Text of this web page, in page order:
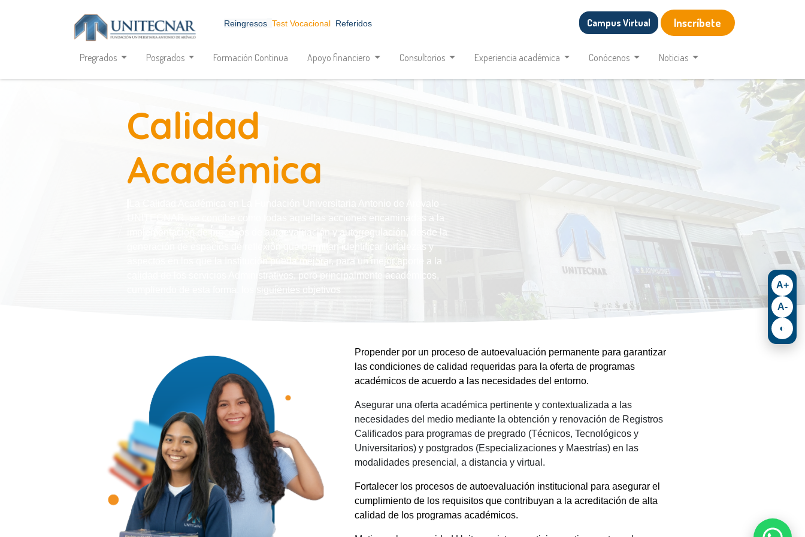
Reingresos Test Vocacional Referidos Campus Virtual Inscríbete
Pregrados Posgrados Formación Continua Apoyo financiero Consultorios Experiencia académica Conócenos Noticias
Calidad
Académica
UNITECNAR, se concibe como todas aquellas acciones encaminadas a la
implementación de procesos de autoevaluación y autorregulación, desde la
generación de espacios de reflexión que permitan identificar fortalezas y
aspectos en los que la Institución pueda mejorar, para un mejor aporte a la
calidad de los servicios Administrativos, pero principalmente académicos,
cumpliendo de esta forma, los siguientes objetivos
Propender por un proceso de autoevaluación permanente para garantizar
las condiciones de calidad requeridas para la oferta de programas
académicos de acuerdo a las necesidades del entorno.
Asegurar una oferta académica pertinente y contextualizada a las
necesidades del medio mediante la obtención y renovación de Registros
Calificados para programas de pregrado (Técnicos, Tecnológicos y
Universitarios) y postgrados (Especializaciones y Maestrías) en las
modalidades presencial, a distancia y virtual.
Fortalecer los procesos de autoevaluación institucional para asegurar el
cumplimiento de los requisitos que contribuyan a la acreditación de alta
calidad de los programas académicos.
A+
A-
◐